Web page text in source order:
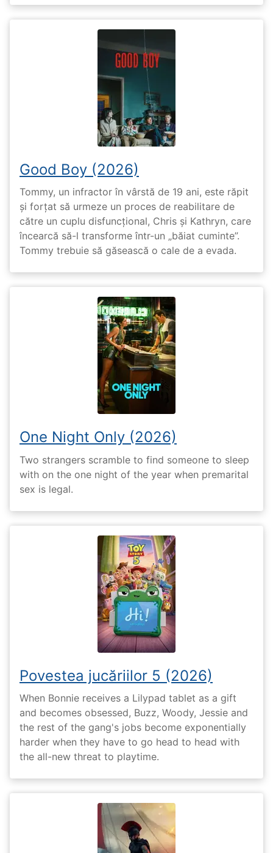
Good Boy (2026)
Tommy, un infractor în vârstă de 19 ani, este răpit
și forțat să urmeze un proces de reabilitare de
către un cuplu disfuncțional, Chris și Kathryn, care
încearcă să-l transforme într-un „băiat cuminte”.
Tommy trebuie să găsească o cale de a evada.
One Night Only (2026)
Two strangers scramble to find someone to sleep
with on the one night of the year when premarital
sex is legal.
Povestea jucăriilor 5 (2026)
When Bonnie receives a Lilypad tablet as a gift
and becomes obsessed, Buzz, Woody, Jessie and
the rest of the gang's jobs become exponentially
harder when they have to go head to head with
the all-new threat to playtime.